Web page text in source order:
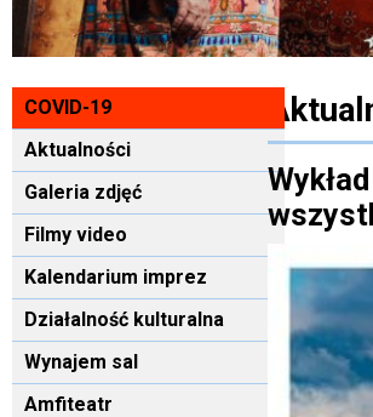
COVID-19
Aktualności
Galeria zdjęć
Filmy video
Kalendarium imprez
Działalność kulturalna
Wynajem sal
Amfiteatr